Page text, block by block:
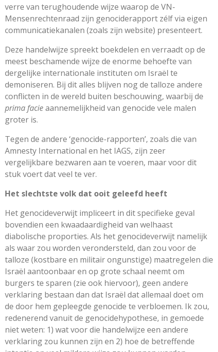
verre van terughoudende wijze waarop de VN-
Mensenrechtenraad zijn genociderapport zélf via eigen
communicatiekanalen (zoals zijn website) presenteert.
Deze handelwijze spreekt boekdelen en verraadt op de
meest beschamende wijze de enorme behoefte van
dergelijke internationale instituten om Israël te
demoniseren. Bij dit alles blijven nog de talloze andere
conflicten in de wereld buiten beschouwing, waarbij de
prima facieaannemelijkheid van genocide vele malen
groter is.
Tegen de andere ‘genocide-rapporten’, zoals die van
Amnesty International en het IAGS, zijn zeer
vergelijkbare bezwaren aan te voeren, maar voor dit
stuk voert dat veel te ver.
Het slechtste volk dat ooit geleefd heeft
Het genocideverwijt impliceert in dit specifieke geval
bovendien een kwaadaardigheid van welhaast
diabolische proporties. Als het genocideverwijt namelijk
als waar zou worden verondersteld, dan zou voor de
talloze (kostbare en militair ongunstige) maatregelen die
Israël aantoonbaar en op grote schaal neemt om
burgers te sparen (zie ook hiervoor), geen andere
verklaring bestaan dan dat Israël dat allemaal doet om
de door hem gepleegde genocide te verbloemen. Ik zou,
redenerend vanuit de genocidehypothese, in gemoede
niet weten: 1) wat voor die handelwijze een andere
verklaring zou kunnen zijn en 2) hoe de betreffende